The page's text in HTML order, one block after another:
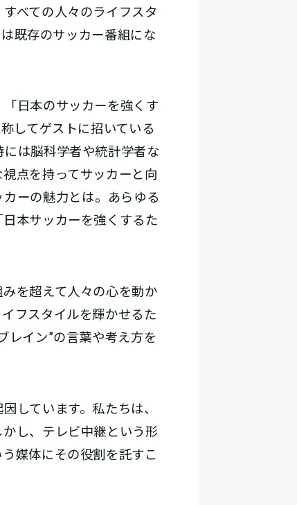
べての人々のライフスタ
既存のサッカー番組にな
日本のサッカーを強くす
してゲストに招いている
は脳科学者や統計学者な
点を持ってサッカーと向
の魅力とは――。あらゆる
本サッカーを強くするた
を超えて人々の心を動か
フスタイルを輝かせるた
レイン”の言葉や考え方を
しています。私たちは、
し、テレビ中継という形
媒体にその役割を託すこ